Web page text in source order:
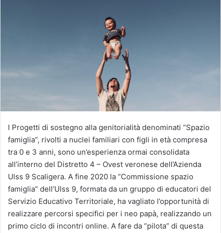
I Progetti di sostegno alla genitorialità denominati “Spazio
famiglia”, rivolti a nuclei familiari con figli in età compresa
tra 0 e 3 anni, sono un’esperienza ormai consolidata
all’interno del Distretto 4 – Ovest veronese dell’Azienda
Ulss 9 Scaligera. A fine 2020 la “Commissione spazio
famiglia” dell’Ulss 9, formata da un gruppo di educatori del
Servizio Educativo Territoriale, ha vagliato l’opportunità di
realizzare percorsi specifici per i neo papà, realizzando un
primo ciclo di incontri online. A fare da “pilota” di questa